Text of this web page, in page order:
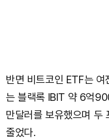
반면 비트코인 ETF는 여
는 블랙록 IBIT 약 6억
만달러를 보유했으며 두
줄었다.